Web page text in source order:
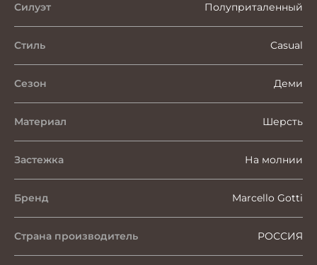
Силуэт Полуприталенный
Стиль Casual
Сезон Деми
Материал Шерсть
Застежка На молнии
Бренд Marcello Gotti
Страна производитель РОССИЯ